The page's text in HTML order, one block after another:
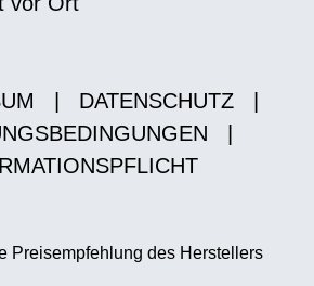
DATENSCHUTZ
Preisempfehlung des Herstellers